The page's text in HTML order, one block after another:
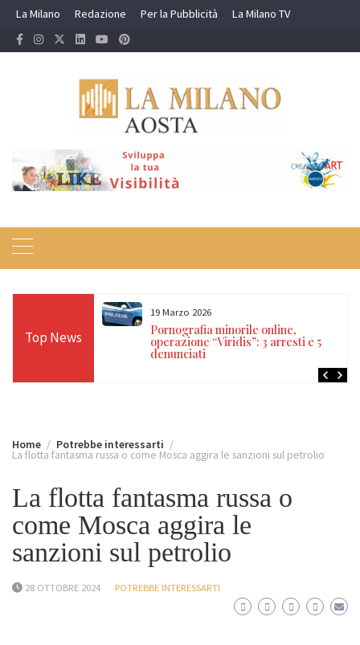
Skip
content
La Milano Redazione Per la Pubblicità La Milano TV
Top News
ore sulle Alpi:
Cervino e
19 Marzo 2026
Pornografia minorile online,
operazione “Viridis”: 3 arresti e 5
denunciati
Home Potrebbe interessarti
La flotta fantasma russa o come Mosca aggira le sanzioni sul petrolio
La flotta fantasma russa o
come Mosca aggira le
sanzioni sul petrolio
28 OTTOBRE 2024 POTREBBE INTERESSARTI